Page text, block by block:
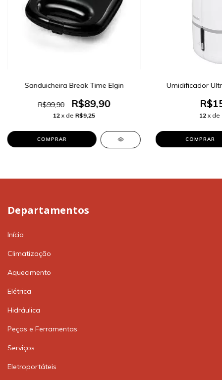
Sanduicheira Break Time Elgin
R$99,90 R$89,90
12 x de R$9,25
Umidificador
12 x de
Departamentos
Início
Climatização
Aquecimento
Elétrica
Hidráulica
Peças e Ferramentas
Serviços
Eletroportáteis